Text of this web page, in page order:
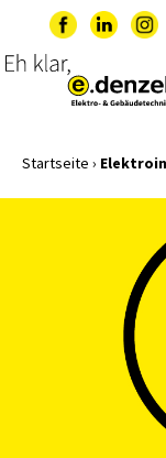
Startseite ›